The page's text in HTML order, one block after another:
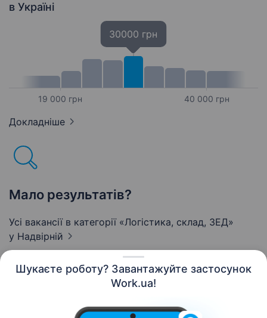
Шукаєте роботу? Завантажуйте застосунок
Work.ua!
в Україні
19 000 грн
30000 грн
40 000 грн
Докладніше
Мало результатів?
Усі вакансії в категорії «Логістика, склад, ЗЕД»
у Надвірній